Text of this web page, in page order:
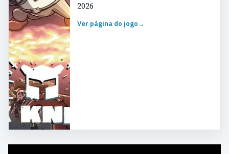
2026
Ver página do jogo→